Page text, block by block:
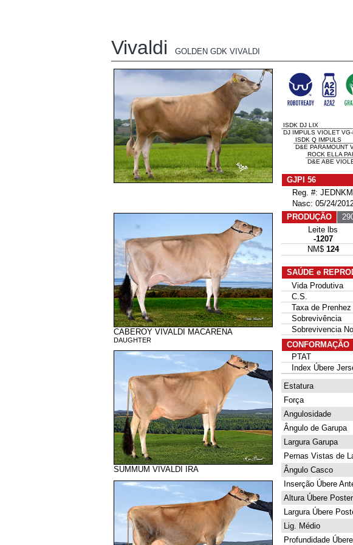
Vivaldi GOLDEN GDK VIVALDI
CABEROY VIVALDI MACARENA
DAUGHTER
SUMMUM VIVALDI IRA
ISDK DJ LIX
DJ IMPULS VIOLET
ISDK Q IMPULS
D&E PARAMOUNT
ROCK ELLA
D&E ABE
GJPI 56
Reg. #:
Nasc: 05/24/
PRODUÇÃO
Leite lbs
-1207
NM$ 124
SAÚDE e
Vida Produtiva
C.S.
Taxa de Prenhez
Sobrevivência
Sobrevivencia
CONFORMAÇÃO
PTAT
Index Úbere
Estatura
Força
Angulosidade
Ângulo de Garupa
Largura Garupa
Pernas Vistas de
Ângulo Casco
Inserção Úbere
Altura Úbere
Largura Úbere
Lig. Médio
Profundidade Úbere